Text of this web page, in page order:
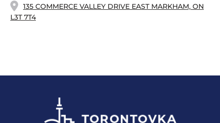
135 COMMERCE VALLEY DRIVE EAST MARKHAM, ON
L3T 7T4